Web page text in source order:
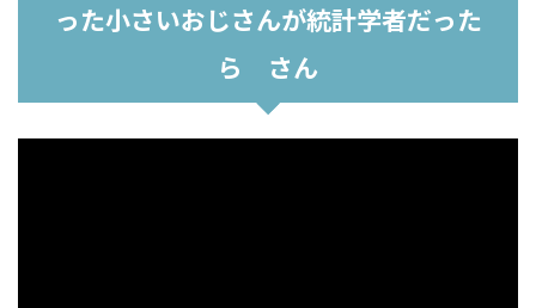
った小さいおじさんが統計学者だった
ら さん